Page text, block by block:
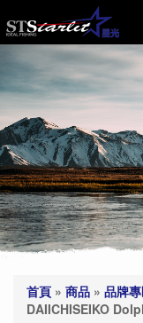
首頁 » 商品 » 品牌
DAIICHISEIKO